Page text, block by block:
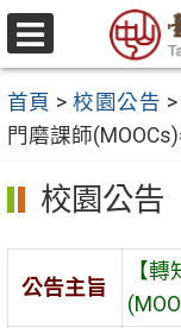
跳
至
要
內
容
區
選
單
首頁 > 校園公告 >
門磨課師
校園公告
公告主旨
【